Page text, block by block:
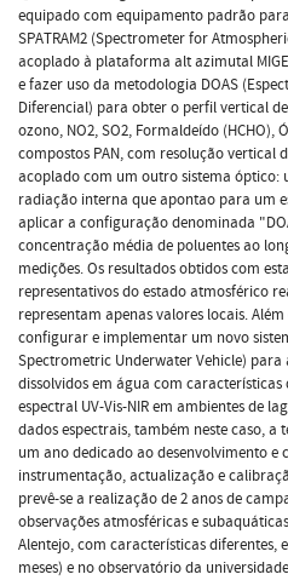
equipado com equipamento padrão
SPATRAM2 (Spectrometer for
acoplado à plataforma alt azimutal
e fazer uso da metodologia DOAS
Diferencial) para obter o perfil vertical
ozono, NO2, SO2, Formaldeído
compostos PAN, com resolução vertical
acoplado com um outro sistema óptico:
radiação interna que apontao para um
aplicar a configuração denominada
concentração média de poluentes ao
medições. Os resultados obtidos com
representativos do estado atmosférico
representam apenas valores locais.
configurar e implementar um novo
Spectrometric Underwater Vehicle)
dissolvidos em água com
espectral UV-Vis-NIR em ambientes de
dados espectrais, também neste caso, a
um ano dedicado ao desenvolvimento e
instrumentação, actualização e
prevê-se a realização de 2 anos de
observações atmosféricas e
Alentejo, com características diferentes,
meses) e no observatório da